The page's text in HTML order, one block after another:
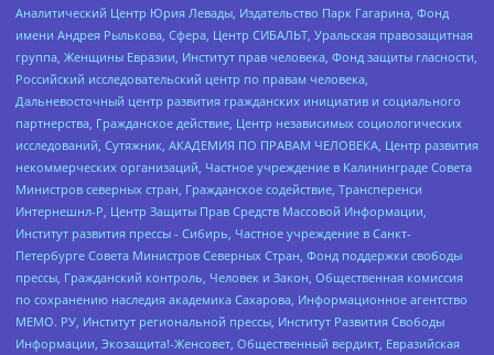
Аналитический Центр Юрия Левады, Издательство Парк Гагарина, Фонд
имени Андрея Рылькова, Сфера, Центр СИБАЛЬТ, Уральская правозащитная
группа, Женщины Евразии, Институт прав человека, Фонд защиты гласности,
Российский исследовательский центр по правам человека,
Дальневосточный центр развития гражданских инициатив и социального
партнерства, Гражданское действие, Центр независимых социологических
исследований, Сутяжник, АКАДЕМИЯ ПО ПРАВАМ ЧЕЛОВЕКА, Центр развития
некоммерческих организаций, Частное учреждение в Калининграде Совета
Министров северных стран, Гражданское содействие, Трансперенси
Интернешнл-Р, Центр Защиты Прав Средств Массовой Информации,
Институт развития прессы - Сибирь, Частное учреждение в Санкт-
Петербурге Совета Министров Северных Стран, Фонд поддержки свободы
прессы, Гражданский контроль, Человек и Закон, Общественная комиссия
по сохранению наследия академика Сахарова, Информационное агентство
МЕМО. РУ, Институт региональной прессы, Институт Развития Свободы
Информации, Экозащита!-Женсовет, Общественный вердикт, Евразийская